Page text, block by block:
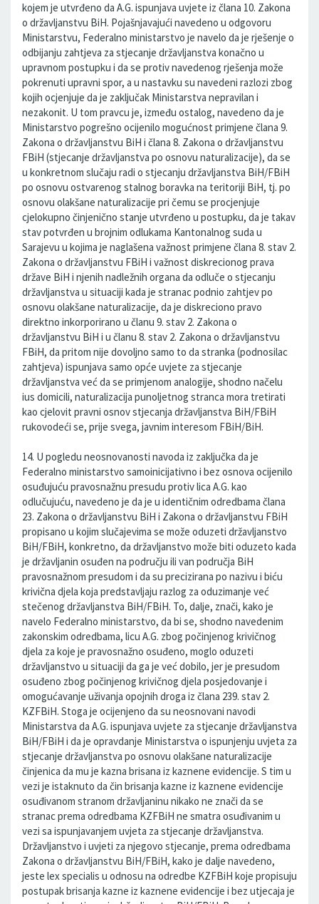
kojem je utvrđeno da A.G. ispunjava uvjete iz člana 10. Zakona
o državljanstvu BiH. Pojašnjavajući navedeno u odgovoru
Ministarstvu, Federalno ministarstvo je navelo da je rješenje o
odbijanju zahtjeva za stjecanje državljanstva konačno u
upravnom postupku i da se protiv navedenog rješenja može
pokrenuti upravni spor, a u nastavku su navedeni razlozi zbog
kojih ocjenjuje da je zaključak Ministarstva nepravilan i
nezakonit. U tom pravcu je, između ostalog, navedeno da je
Ministarstvo pogrešno ocijenilo mogućnost primjene člana 9.
Zakona o državljanstvu BiH i člana 8. Zakona o državljanstvu
FBiH (stjecanje državljanstva po osnovu naturalizacije), da se
u konkretnom slučaju radi o stjecanju državljanstva BiH/FBiH
po osnovu ostvarenog stalnog boravka na teritoriji BiH, tj. po
osnovu olakšane naturalizacije pri čemu se procjenjuje
cjelokupno činjenično stanje utvrđeno u postupku, da je takav
stav potvrđen u brojnim odlukama Kantonalnog suda u
Sarajevu u kojima je naglašena važnost primjene člana 8. stav 2.
Zakona o državljanstvu FBiH i važnost diskrecionog prava
države BiH i njenih nadležnih organa da odluče o stjecanju
državljanstva u situaciji kada je stranac podnio zahtjev po
osnovu olakšane naturalizacije, da je diskreciono pravo
direktno inkorporirano u članu 9. stav 2. Zakona o
državljanstvu BiH i u članu 8. stav 2. Zakona o državljanstvu
FBiH, da pritom nije dovoljno samo to da stranka (podnosilac
zahtjeva) ispunjava samo opće uvjete za stjecanje
državljanstva već da se primjenom analogije, shodno načelu
ius domicili, naturalizacija punoljetnog stranca mora tretirati
kao cjelovit pravni osnov stjecanja državljanstva BiH/FBiH
rukovodeći se, prije svega, javnim interesom FBiH/BiH.
14. U pogledu neosnovanosti navoda iz zaključka da je
Federalno ministarstvo samoinicijativno i bez osnova ocijenilo
osuđujuću pravosnažnu presudu protiv lica A.G. kao
odlučujuću, navedeno je da je u identičnim odredbama člana
23. Zakona o državljanstvu BiH i Zakona o državljanstvu FBiH
propisano u kojim slučajevima se može oduzeti državljanstvo
BiH/FBiH, konkretno, da državljanstvo može biti oduzeto kada
je državljanin osuđen na području ili van područja BiH
pravosnažnom presudom i da su precizirana po nazivu i biću
krivična djela koja predstavljaju razlog za oduzimanje već
stečenog državljanstva BiH/FBiH. To, dalje, znači, kako je
navelo Federalno ministarstvo, da bi se, shodno navedenim
zakonskim odredbama, licu A.G. zbog počinjenog krivičnog
djela za koje je pravosnažno osuđeno, moglo oduzeti
državljanstvo u situaciji da ga je već dobilo, jer je presudom
osuđeno zbog počinjenog krivičnog djela posjedovanje i
omogućavanje uživanja opojnih droga iz člana 239. stav 2.
KZFBiH. Stoga je ocijenjeno da su neosnovani navodi
Ministarstva da A.G. ispunjava uvjete za stjecanje državljanstva
BiH/FBiH i da je opravdanje Ministarstva o ispunjenju uvjeta za
stjecanje državljanstva po osnovu olakšane naturalizacije
činjenica da mu je kazna brisana iz kaznene evidencije. S tim u
vezi je istaknuto da čin brisanja kazne iz kaznene evidencije
osuđivanom stranom državljaninu nikako ne znači da se
stranac prema odredbama KZFBiH ne smatra osuđivanim u
vezi sa ispunjavanjem uvjeta za stjecanje državljanstva.
Državljanstvo i uvjeti za njegovo stjecanje, prema odredbama
Zakona o državljanstvu BiH/FBiH, kako je dalje navedeno,
jeste lex specialis u odnosu na odredbe KZFBiH koje propisuju
postupak brisanja kazne iz kaznene evidencije i bez utjecaja je